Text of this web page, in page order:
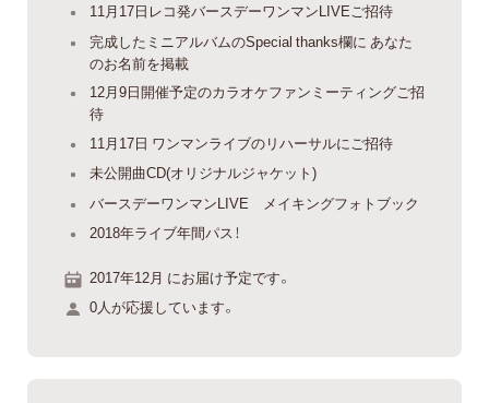
11月17日レコ発バースデーワンマンLIVEご招待
完成したミニアルバムのSpecial thanks欄に あなた
のお名前を掲載
12月9日開催予定のカラオケファンミーティングご招
待
11月17日 ワンマンライブのリハーサルにご招待
未公開曲CD(オリジナルジャケット)
バースデーワンマンLIVE メイキングフォトブック
2018年ライブ年間パス！
2017年12月 にお届け予定です。
0人が応援しています。